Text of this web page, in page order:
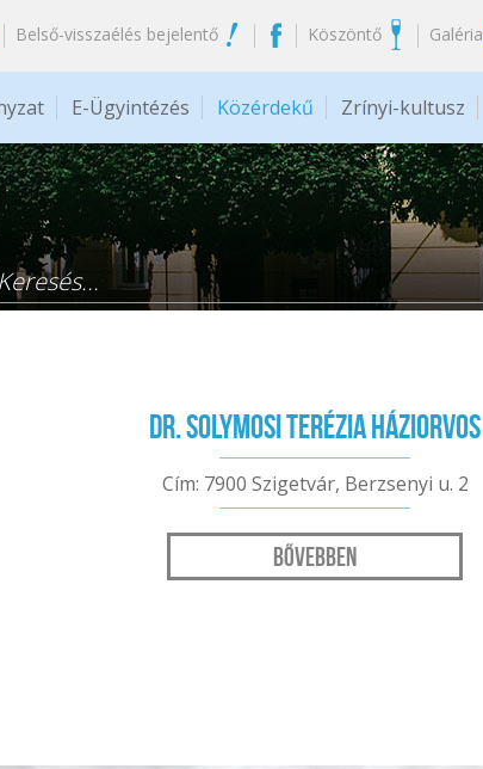
Belső-visszaélés bejelentő Köszöntő Galéria
E-Ügyintézés Közérdekű Zrínyi-kultusz
űrlap
Dr. Solymosi Terézia háziorvos
Cím: 7900 Szigetvár, Berzsenyi u. 2
Bővebben